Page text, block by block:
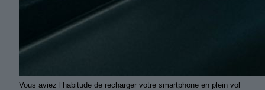
Vous aviez l’habitude de recharger votre smartphone en plein vol